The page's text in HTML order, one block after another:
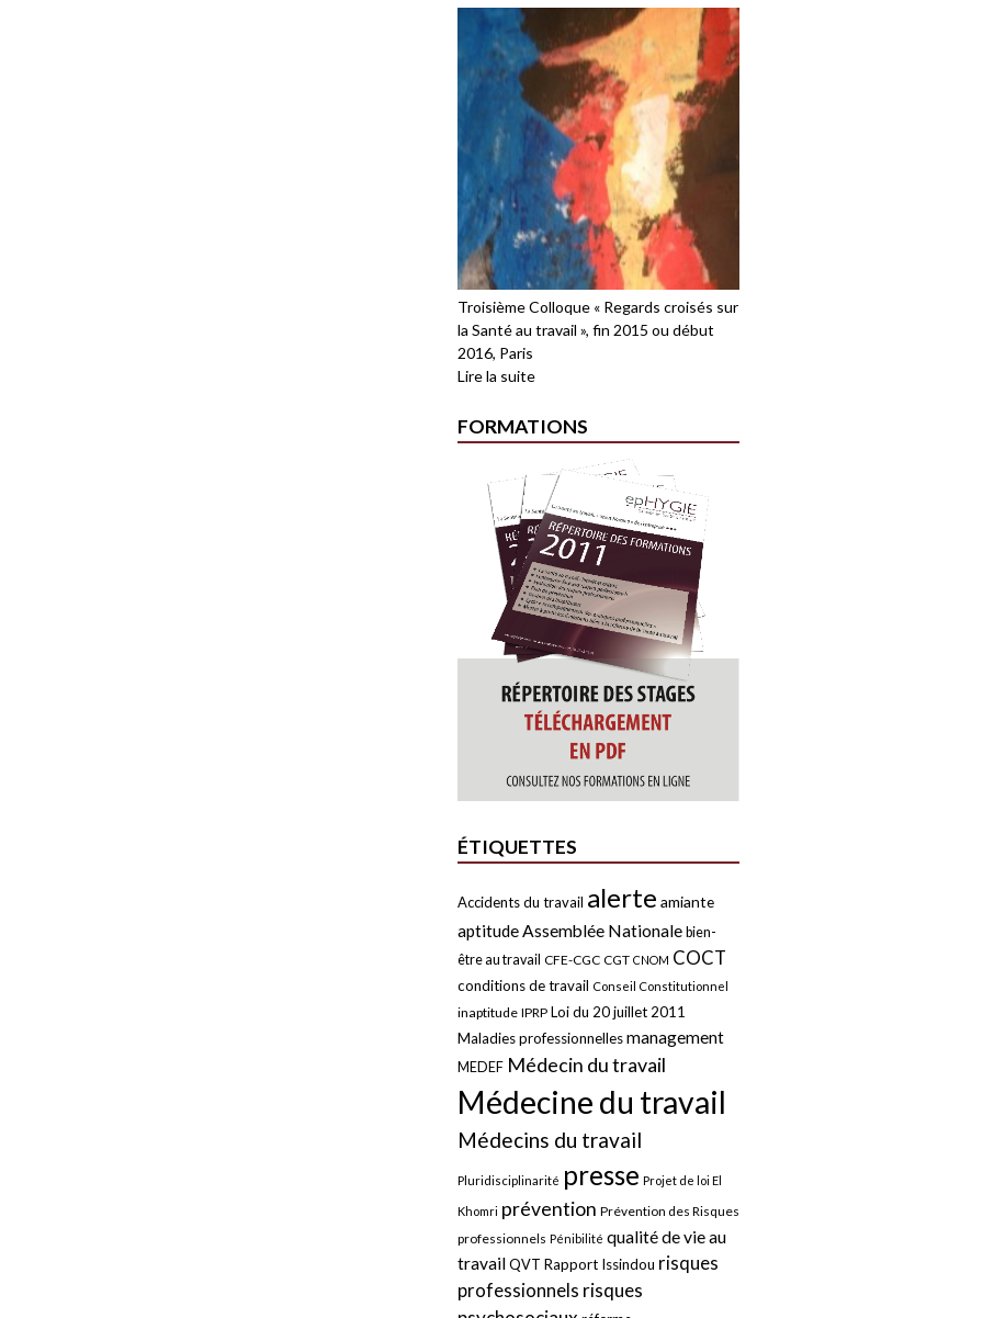
Troisième Colloque « Regards croisés sur
la Santé au travail », fin 2015 ou début
2016, Paris
Lire la suite
FORMATIONS
ÉTIQUETTES
Accidents du travail alerte amiante
aptitudeAssemblée Nationale bien-
être au travail CFE-CGC CGT CNOM COCT
conditions de travail Conseil Constitutionnel
inaptitude IPRP Loi du 20 juillet 2011
Maladies professionnellesmanagement
MEDEF Médecin du travail
Médecine du travail
Médecins du travail
Pluridisciplinarité presse Projet de loi El
Khomri prévention Prévention des Risques
professionnels Pénibilité qualité de vie au
travailQVT Rapport Issindou risques
professionnels risques